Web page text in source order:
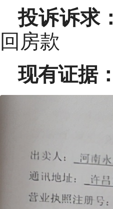
投诉诉求：
回房款
现有证据：